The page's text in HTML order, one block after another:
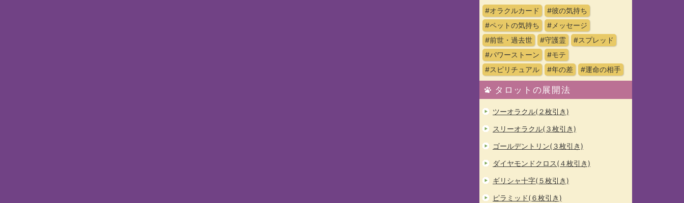
#オラクルカード
#彼の気持ち
#ペットの気持ち
#メッセージ
#前世・過去世
#守護霊
#スプレッド
#パワーストーン
#モテ
#スピリチュアル
#年の差 #運命の相手
タロットの展開法
ツーオラクル(２枚引き)
スリーオラクル(３枚引き)
ゴールデントリン(３枚引き)
ダイヤモンドクロス(４枚引き)
ギリシャ十字(５枚引き)
ピラミッド(６枚引き)